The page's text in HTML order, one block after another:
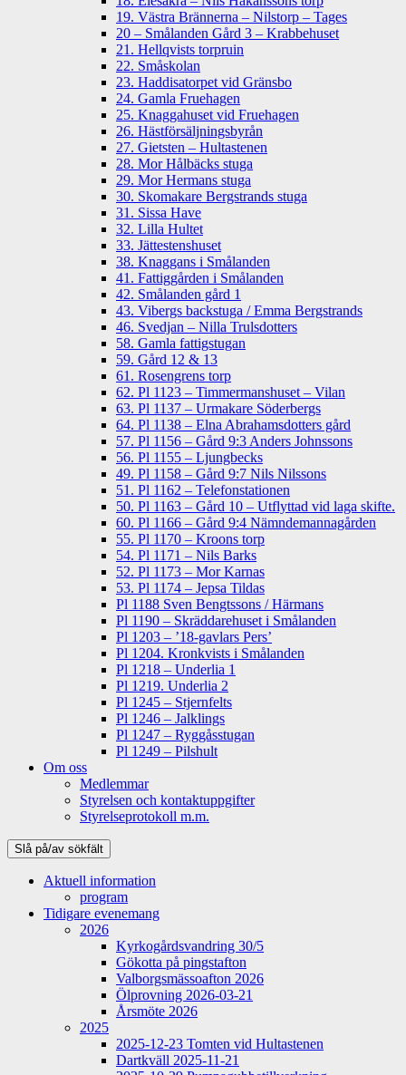
19. Västra Brännerna – Nilstorp – Tages
20 – Smålanden Gård 3 – Krabbehuset
21. Hellqvists torpruin
22. Småskolan
23. Haddisatorpet vid Gränsbo
24. Gamla Fruehagen
25. Knaggahuset vid Fruehagen
26. Hästförsäljningsbyrån
27. Gietsten – Hultastenen
28. Mor Hålbäcks stuga
29. Mor Hermans stuga
30. Skomakare Bergstrands stuga
31. Sissa Have
32. Lilla Hultet
33. Jättestenshuset
38. Knaggans i Smålanden
41. Fattiggården i Smålanden
42. Smålanden gård 1
43. Vibergs backstuga / Emma Bergstrands
46. Svedjan – Nilla Trulsdotters
58. Gamla fattigstugan
59. Gård 12 & 13
61. Rosengrens torp
62. Pl 1123 – Timmermanshuset – Vilan
63. Pl 1137 – Urmakare Söderbergs
64. Pl 1138 – Elna Abrahamsdotters gård
57. Pl 1156 – Gård 9:3 Anders Johnssons
56. Pl 1155 – Ljungbecks
49. Pl 1158 – Gård 9:7 Nils Nilssons
51. Pl 1162 – Telefonstationen
50. Pl 1163 – Gård 10 – Utflyttad vid laga skifte.
60. Pl 1166 – Gård 9:4 Nämndemannagården
55. Pl 1170 – Kroons torp
54. Pl 1171 – Nils Barks
52. Pl 1173 – Mor Karnas
53. Pl 1174 – Jepsa Tildas
Pl 1188 Sven Bengtssons / Härmans
Pl 1190 – Skräddarehuset i Smålanden
Pl 1203 – ’18-gavlars Pers’
Pl 1204. Kronkvists i Smålanden
Pl 1218 – Underlia 1
Pl 1219. Underlia 2
Pl 1245 – Stjernfelts
Pl 1246 – Jalklings
Pl 1247 – Ryggåsstugan
Pl 1249 – Pilshult
Om oss
Medlemmar
Styrelsen och kontaktuppgifter
Styrelseprotokoll m.m.
Slå på/av sökfält
Aktuell information
program
Tidigare evenemang
2026
Kyrkogårdsvandring 30/5
Gökotta på pingstafton
Valborgsmässoafton 2026
Ölprovning 2026-03-21
Årsmöte 2026
2025
2025-12-23 Tomten vid Hultastenen
Dartkväll 2025-11-21